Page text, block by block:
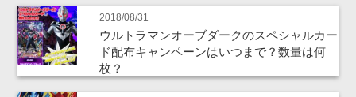
2018/08/31
ウルトラマンオーブダークのスペシャルカー
ド配布キャンペーンはいつまで？数量は何
枚？